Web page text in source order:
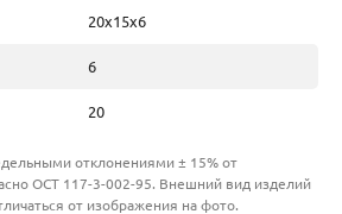
20х15х6
6
20
отклонениями ± 15% от
ОСТ 117-3-002-95. Внешний вид изделий
от изображения на фото.